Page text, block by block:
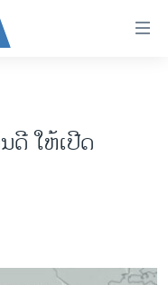
ດີ ໃຫ້ເປີດ